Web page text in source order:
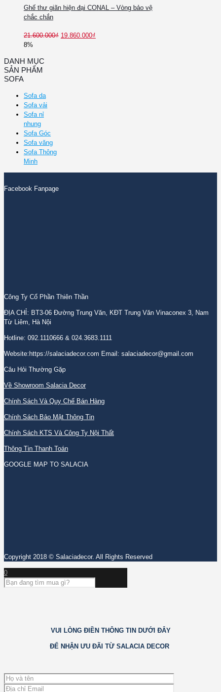
Ghế thư giãn hiện đại CONAL – Vòng bảo vệ
chắc chắn
21.600.000₫ 19.860.000₫
8%
DANH MỤC
SẢN PHẨM
SOFA
Sofa da
Sofa vải
Sofa nỉ
nhung
Sofa Góc
Sofa văng
Sofa Thông
Minh
Facebook Fanpage
Công Ty Cổ Phần Thiên Thần
ĐỊA CHỈ: BT3-06 Đường Trung Văn, KĐT Trung Văn Vinaconex 3, Nam
Từ Liêm, Hà Nội
Hotline: 092.1110666 & 024.3683.1111
Website:https://salaciadecor.com Email: salaciadecor@gmail.com
Câu Hỏi Thường Gặp
Về Showroom Salacia Decor
Chính Sách Và Quy Chế Bán Hàng
Chính Sách Bảo Mật Thông Tin
Chính Sách KTS Và Công Ty Nội Thất
Thông Tin Thanh Toán
GOOGLE MAP TO SALACIA
Copyright 2018 © Salaciadecor. All Rights Reserved
0
VUI LÒNG ĐIỀN THÔNG TIN DƯỚI ĐÂY
ĐỂ NHẬN ƯU ĐÃI TỪ SALACIA DECOR